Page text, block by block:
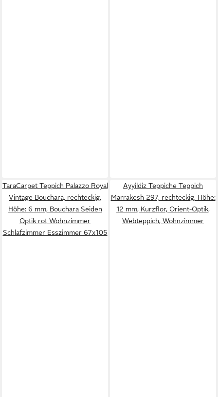
TaraCarpet Teppich Palazzo Royal
Vintage Bouchara, rechteckig,
Höhe: 6 mm, Bouchara Seiden
Optik rot Wohnzimmer
Schlafzimmer Esszimmer 67x105
Ayyildiz Teppiche Teppich
Marrakesh 297, rechteckig, Höhe:
12 mm, Kurzflor, Orient-Optik,
Webteppich, Wohnzimmer